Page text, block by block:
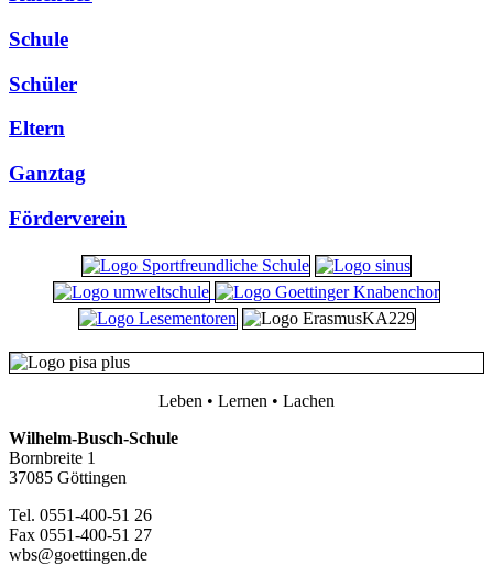
Schule
Schüler
Eltern
Ganztag
Förderverein
Leben • Lernen • Lachen
Wilhelm-Busch-Schule
Bornbreite 1
37085 Göttingen
Tel. 0551-400-51 26
Fax 0551-400-51 27
wbs@goettingen.de